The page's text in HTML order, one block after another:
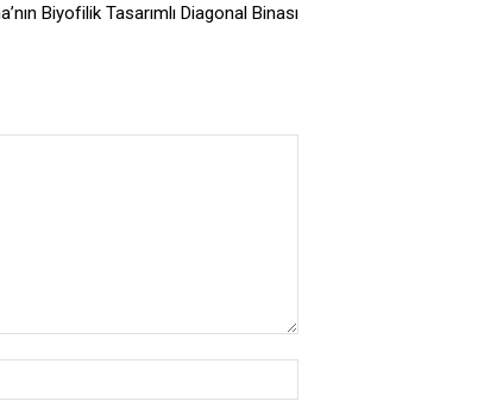
Biyofilik Tasarımlı Diagonal Binası